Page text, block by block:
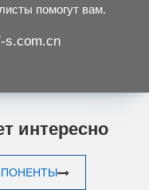
помогут вам.
s.com.cn
интересно